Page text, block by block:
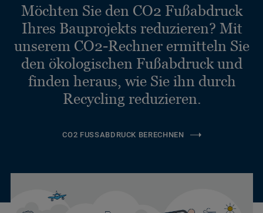
Möchten Sie den CO2 Fußabdruck
Ihres Bauprojekts reduzieren? Mit
unserem CO2-Rechner ermitteln Sie
den ökologischen Fußabdruck und
finden heraus, wie Sie ihn durch
Recycling reduzieren.
CO2 FUSSABDRUCK BERECHNEN